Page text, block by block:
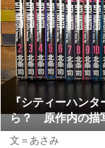
『シティーハン
ら？ 原作内の描
文＝あさみ